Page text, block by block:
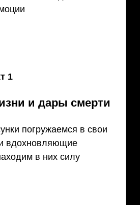
1
и дары смерти
погружаемся в свои
вдохновляющие
в них силу